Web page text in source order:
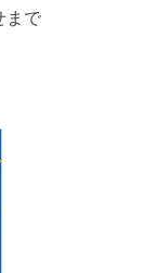
まで